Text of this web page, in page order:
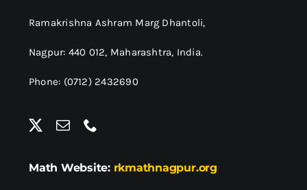
Ramakrishna Ashram Marg Dhantoli,
Nagpur: 440 012, Maharashtra, India.
Phone: (0712) 2432690
Math Website: rkmathnagpur.org